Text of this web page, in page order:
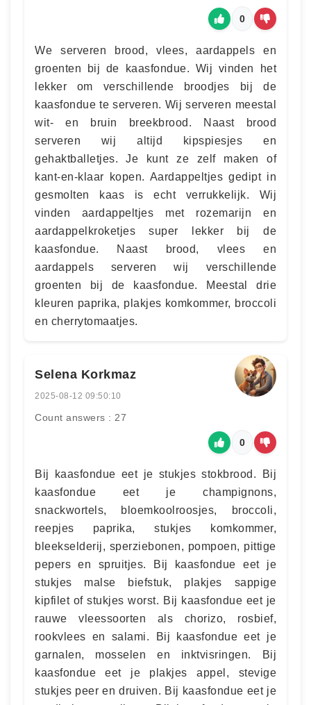
0
We serveren brood, vlees, aardappels en
groenten bij de kaasfondue. Wij vinden het
lekker om verschillende broodjes bij de
kaasfondue te serveren. Wij serveren meestal
wit- en bruin breekbrood. Naast brood
serveren wij altijd kipspiesjes en
gehaktballetjes. Je kunt ze zelf maken of
kant-en-klaar kopen. Aardappeltjes gedipt in
gesmolten kaas is echt verrukkelijk. Wij
vinden aardappeltjes met rozemarijn en
aardappelkroketjes super lekker bij de
kaasfondue. Naast brood, vlees en
aardappels serveren wij verschillende
groenten bij de kaasfondue. Meestal drie
kleuren paprika, plakjes komkommer, broccoli
en cherrytomaatjes.
Selena Korkmaz
2025-08-12 09:50:10
Count answers : 27
0
Bij kaasfondue eet je stukjes stokbrood. Bij
kaasfondue eet je champignons,
snackwortels, bloemkoolroosjes, broccoli,
reepjes paprika, stukjes komkommer,
bleekselderij, sperziebonen, pompoen, pittige
pepers en spruitjes. Bij kaasfondue eet je
stukjes malse biefstuk, plakjes sappige
kipfilet of stukjes worst. Bij kaasfondue eet je
rauwe vleessoorten als chorizo, rosbief,
rookvlees en salami. Bij kaasfondue eet je
garnalen, mosselen en inktvisringen. Bij
kaasfondue eet je plakjes appel, stevige
stukjes peer en druiven. Bij kaasfondue eet je